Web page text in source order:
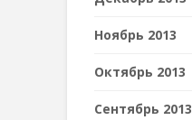
Ноябрь 2013
Октябрь 2013
Сентябрь 2013